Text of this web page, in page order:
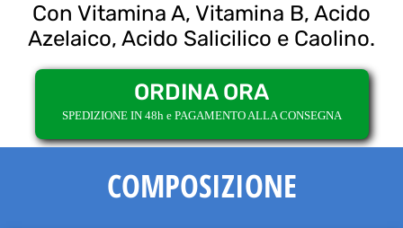
Con Vitamina A, Vitamina B, Acido
Azelaico, Acido Salicilico e Caolino.
ORDINA ORA
SPEDIZIONE IN 48h e PAGAMENTO ALLA CONSEGNA
COMPOSIZIONE